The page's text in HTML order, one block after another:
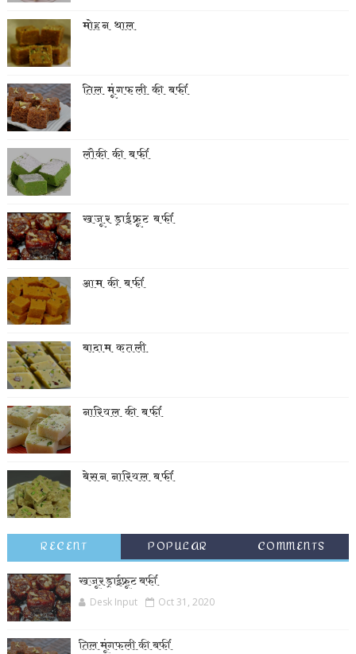
मोहन थाल
तिल मूंगफली की बर्फी
लौकी की बर्फी
खजूर ड्राईफ्रूट बर्फी
आम की बर्फी
बादाम कतली
नारियल की बर्फी
बेसन नारियल बर्फी
RECENT POPULAR COMMENTS
खजूर ड्राईफ्रूट बर्फी
Desk Input Oct 31, 2020
तिल मूंगफली की बर्फी